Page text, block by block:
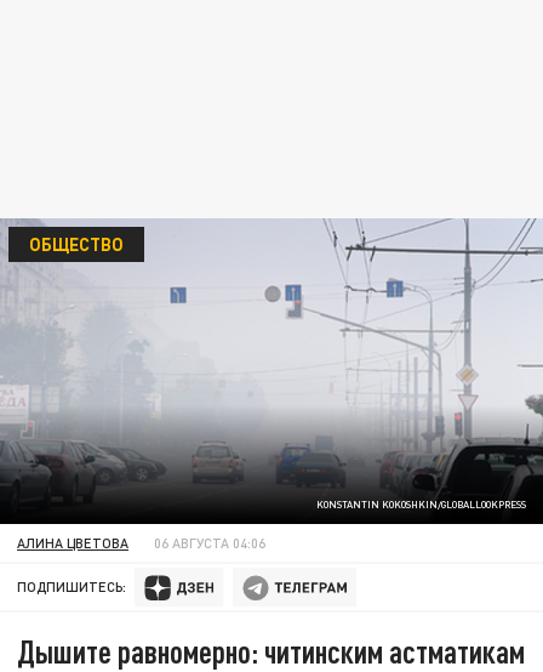
KONSTANTIN KOKOSHKIN/GLOBALLOOKPRESS
ОБЩЕСТВО
АЛИНА ЦВЕТОВА 06 АВГУСТА 04:06
ПОДПИШИТЕСЬ:
Дышите равномерно: читинским астматикам